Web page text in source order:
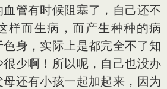
管有时候阻塞了，自己还不
样而生病，而产生种种的病
身，实际上是都完全不了知
少啊！所以呢，自己也没办
还有小孩一起加起来，因为